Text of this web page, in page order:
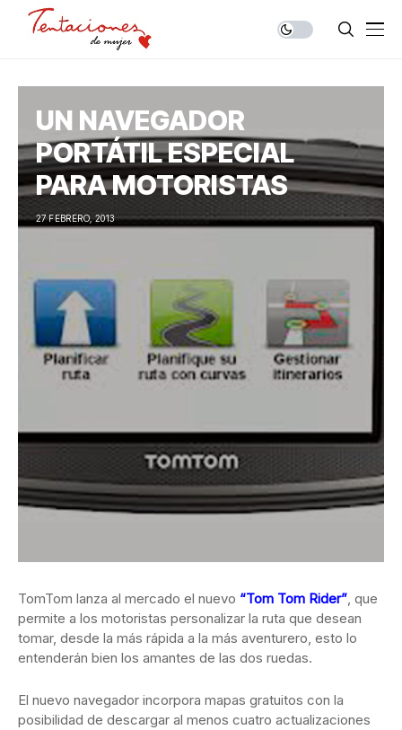
UN NAVEGADOR
PORTÁTIL ESPECIAL
PARA MOTORISTAS
27 FEBRERO, 2013
TomTom lanza al mercado el nuevo “Tom Tom Rider”, que
permite a los motoristas personalizar la ruta que desean
tomar, desde la más rápida a la más aventurero, esto lo
entenderán bien los amantes de las dos ruedas.
El nuevo navegador incorpora mapas gratuitos con la
posibilidad de descargar al menos cuatro actualizaciones